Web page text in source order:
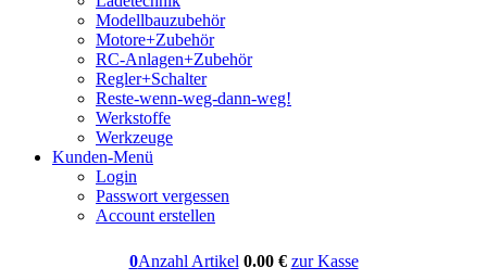
Modellbauzubehör
Motore+Zubehör
RC-Anlagen+Zubehör
Regler+Schalter
Reste-wenn-weg-dann-weg!
Werkstoffe
Werkzeuge
Kunden-Menü
Login
Passwort vergessen
Account erstellen
0Anzahl Artikel 0.00€ zur Kasse